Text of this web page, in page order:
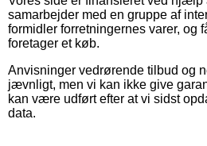
samarbejder med en gruppe af
formidler forretningernes varer, og
foretager et køb.
Anvisninger vedrørende tilbud og
jævnligt, men vi kan ikke give
kan være udført efter at vi sidst
data.